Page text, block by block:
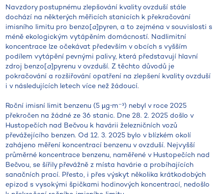
Navzdory postupnému zlepšování kvality ovzduší stále
dochází na některých měřicích stanicích k překračování
imisního limitu pro benzo[a]pyren, a to zejména v souvislosti s
méně ekologickým vytápěním domácností. Nadlimitní
koncentrace lze očekávat především v obcích s vyšším
podílem vytápění pevnými palivy, která představují hlavní
zdroj benzo[a]pyrenu v ovzduší. Z těchto důvodů je
pokračování a rozšiřování opatření na zlepšení kvality ovzduší
i v následujících letech více než žádoucí.
Roční imisní limit benzenu (5 µg⋅m⁻³) nebyl v roce 2025
překročen na žádné ze 36 stanic. Dne 28. 2. 2025 došlo v
Hustopečích nad Bečvou k havárii železničních vozů
převážejícího benzen. Od 12. 3. 2025 bylo v blízkém okolí
zahájeno měření koncentrací benzenu v ovzduší. Nejvyšší
průměrné koncentrace benzenu, naměřené v Hustopečích nad
Bečvou, se šířily převážně z místa havárie a probíhajících
sanačních prací. Přesto, i přes výskyt několika krátkodobých
epizod s vysokými špičkami hodinových koncentrací, nedošlo